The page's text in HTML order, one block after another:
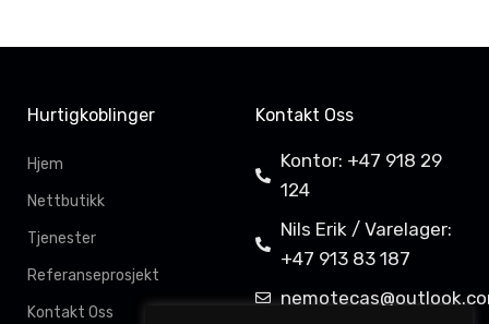
Hurtigkoblinger
Hjem
Nettbutikk
Tjenester
Referanseprosjekt
Kontakt Oss
Kontakt Oss
Kontor: +47 918 29
124
Nils Erik / Varelager:
+47 913 83 187